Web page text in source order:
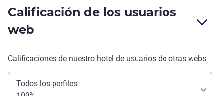
Calificación de los usuarios
web
Calificaciones de nuestro hotel de usuarios de otras webs
Todos los perfiles